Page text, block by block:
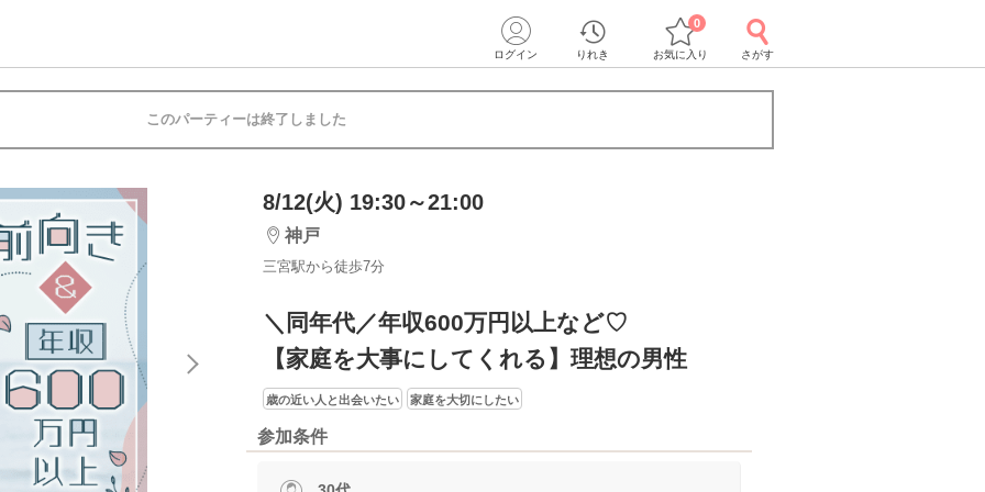
ログイン りれき お気に入り
0
さがす
このパーティーは終了しました
8/12(火) 19:30～21:00
神戸
三宮駅から徒歩7分
＼同年代／年収600万円以上など♡
【家庭を大事にしてくれる】理想の男性
歳の近い人と出会いたい 家庭を大切にしたい
参加条件